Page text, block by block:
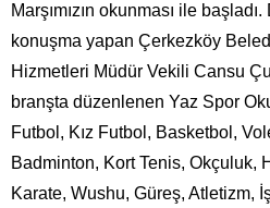
Marşımızın okunması ile
konuşma yapan Çerkezköy
Hizmetleri Müdür Vekili Cansu
branşta düzenlenen Yaz Spor
Futbol, Kız Futbol, Basketbol,
Badminton, Kort Tenis, Okçuluk,
Karate, Wushu, Güreş, Atletizm,